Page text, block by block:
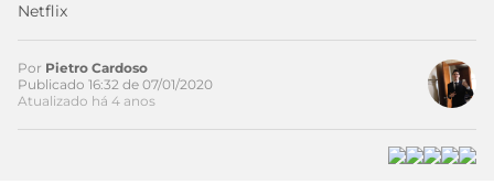
DE
APOSTAS
2026
TIMES
MEU
TIME
CAMPEONATOS
Netflix
Por Pietro Cardoso
Publicado 16:32 de 07/01/2020
Atualizado há 4 anos